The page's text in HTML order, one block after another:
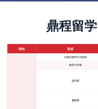
鼎程留学